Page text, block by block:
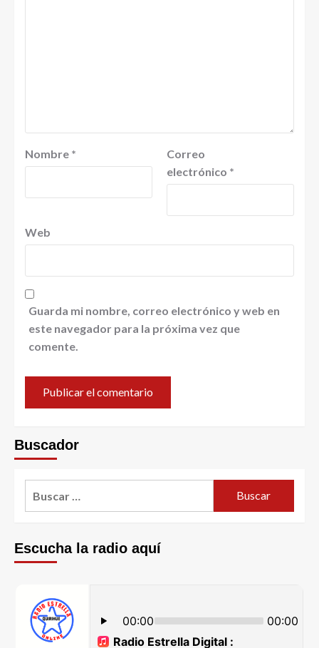
Nombre *
Correo
electrónico *
Web
Guarda mi nombre, correo electrónico y web en
este navegador para la próxima vez que
comente.
Buscador
Escucha la radio aquí